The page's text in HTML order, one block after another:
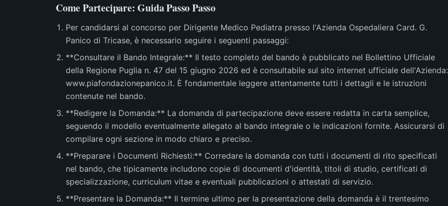
Come Partecipare: Guida Passo Passo
Per candidarsi al concorso per Dirigente Medico Pediatra presso l'Azienda Ospedaliera Card. G.
Panico di Tricase, è necessario seguire i seguenti passaggi:
**Consultare il Bando Integrale:** Il testo completo del bando è pubblicato nel Bollettino Ufficiale
della Regione Puglia n. 47 del 15 giugno 2026 ed è consultabile sul sito internet ufficiale dell'Azienda:
www.piafondazionepanico.it. È fondamentale leggere attentamente tutti i dettagli e le istruzioni
contenute nel bando.
**Redigere la Domanda:** La domanda di partecipazione deve essere redatta in carta semplice,
seguendo il modello eventualmente allegato al bando integrale o le indicazioni fornite. Assicurarsi di
compilare ogni sezione in modo chiaro e preciso.
**Preparare i Documenti Richiesti:** Corredare la domanda con tutti i documenti di rito specificati
nel bando, che tipicamente includono copie di documenti d'identità, titoli di studio, certificati di
specializzazione, curriculum vitae e eventuali pubblicazioni o attestati di servizio.
**Presentare la Domanda:** Il termine ultimo per la presentazione della domanda è il trentesimo